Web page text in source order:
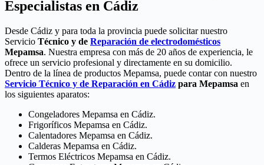
Especialistas en Cádiz
Desde Cádiz y para toda la provincia puede solicitar nuestro
Servicio Técnico y de Reparación de electrodomésticos
Mepamsa. Nuestra empresa con más de 20 años de experiencia, le
ofrece un servicio profesional y directamente en su domicilio.
Dentro de la línea de productos Mepamsa, puede contar con nuestro
Servicio Técnico y de Reparación en Cádiz para Mepamsa en
los siguientes aparatos:
Congeladores Mepamsa en Cádiz.
Frigoríficos Mepamsa en Cádiz.
Calentadores Mepamsa en Cádiz.
Calderas Mepamsa en Cádiz.
Termos Eléctricos Mepamsa en Cádiz.